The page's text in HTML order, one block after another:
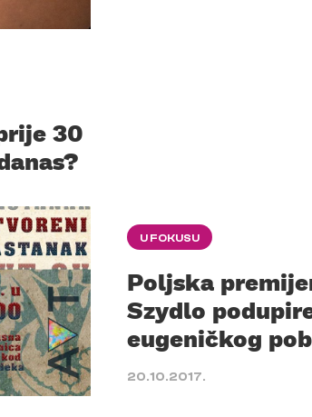
30
U FOKUSU
Poljska
Szydlo
eugeničkog
20.10.2017.